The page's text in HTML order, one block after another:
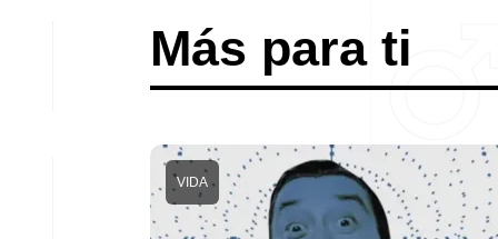
Más para ti
VIDA